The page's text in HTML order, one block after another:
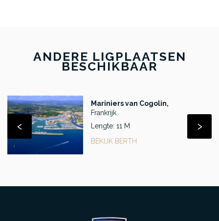
ANDERE LIGPLAATSEN
BESCHIKBAAR
Mariniers van Cogolin,
Frankrijk
Lengte: 11 M
BEKIJK BERTH
‹ ›